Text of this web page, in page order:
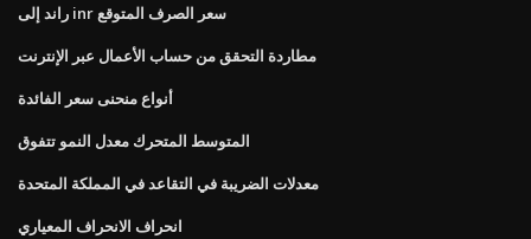
راند إلى inr سعر الصرف المتوقع
مطاردة التحقق من حساب الأعمال عبر الإنترنت
أنواع منحنى سعر الفائدة
المتوسط ​​المتحرك معدل النمو تتفوق
معدلات الضريبة في التقاعد في المملكة المتحدة
انحراف الانحراف المعياري